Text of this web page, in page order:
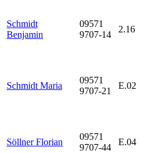
Schmidt
Benjamin
09571
9707-14
2.16
Schmidt Maria
09571
9707-21
E.02
Söllner Florian
09571
9707-44
E.04